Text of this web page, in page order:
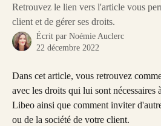
Retrouvez le lien vers l'article vous
client et de gérer ses droits.
Écrit par Noémie Auclerc
22 décembre 2022
Dans cet article, vous retrouvez
avec les droits qui lui sont nécessaires
Libeo ainsi que comment inviter
ou de la société de votre client.